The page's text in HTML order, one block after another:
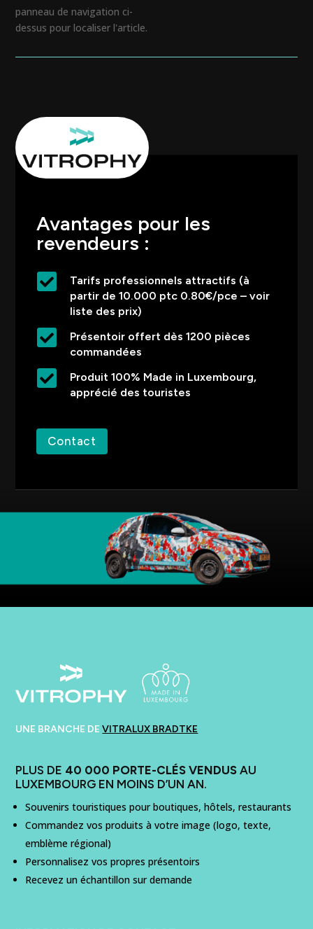
panneau de navigation ci-
dessus pour localiser l'article.
Avantages pour les
revendeurs :

Tarifs professionnels attractifs (à
partir de 10.000 ptc 0.80€/pce – voir
liste des prix)

Présentoir offert dès 1200 pièces
commandées

Produit 100% Made in Luxembourg,
apprécié des touristes
Contact
UNE BRANCHE DEVITRALUX BRADTKE
PLUS DE 40 000 PORTE-CLÉS VENDUS AU
LUXEMBOURG EN MOINS D’UN AN.
Souvenirs touristiques pour boutiques, hôtels, restaurants
Commandez vos produits à votre image (logo, texte,
emblème régional)
Personnalisez vos propres présentoirs
Recevez un échantillon sur demande